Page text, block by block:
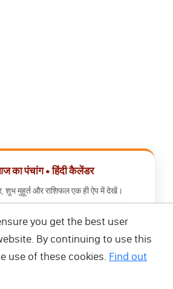
का पंचांग • हिंदी कैलेंडर
शुभ मुहूर्त और राशिफल एक ही ऐप में देखें।
कैलेंडर ऐप डाउनलोड करें
you get the best user
By continuing to use this
use of these cookies. Find out